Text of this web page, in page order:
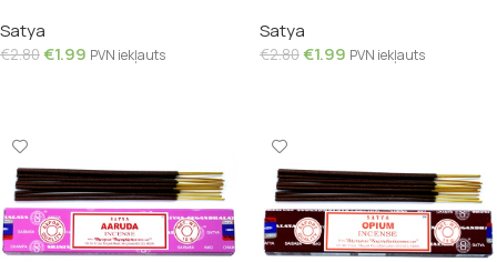
Satya
€2.80€1.99 PVN iekļauts
Satya
€2.80€1.99 PVN iekļauts